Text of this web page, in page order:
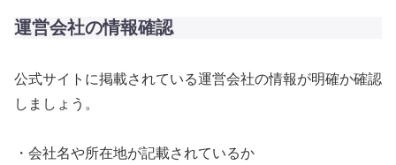
運営会社の情報確認
公式サイトに掲載されている運営会社の情報が明確か確認
しましょう。
・会社名や所在地が記載されているか